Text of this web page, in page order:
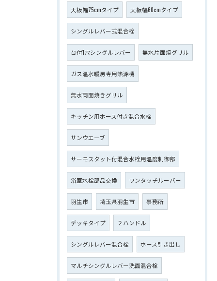
天板幅75cmタイプ 天板幅60cmタイプ
シングルレバー式混合栓
台付1穴シングルレバー 無水片面焼グリル
ガス温水暖房専用熱源機
無水両面焼きグリル
キッチン用ホース付き混合水栓
サンウエーブ
サーモスタット付混合水栓用温度制御部
浴室水栓部品交換 ワンタッチルーバー
羽生市 埼玉県羽生市 事務所
デッキタイプ ２ハンドル
シングルレバー混合栓 ホース引き出し
マルチシングルレバー洗面混合栓